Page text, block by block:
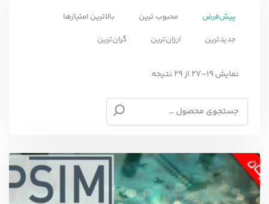
پیش‌فرض محبوب ترین
بالاترین امتیازها
جدیدترین
ارزان‌ترین گران‌ترین
نمایش 19–27 از 29 نتیجه